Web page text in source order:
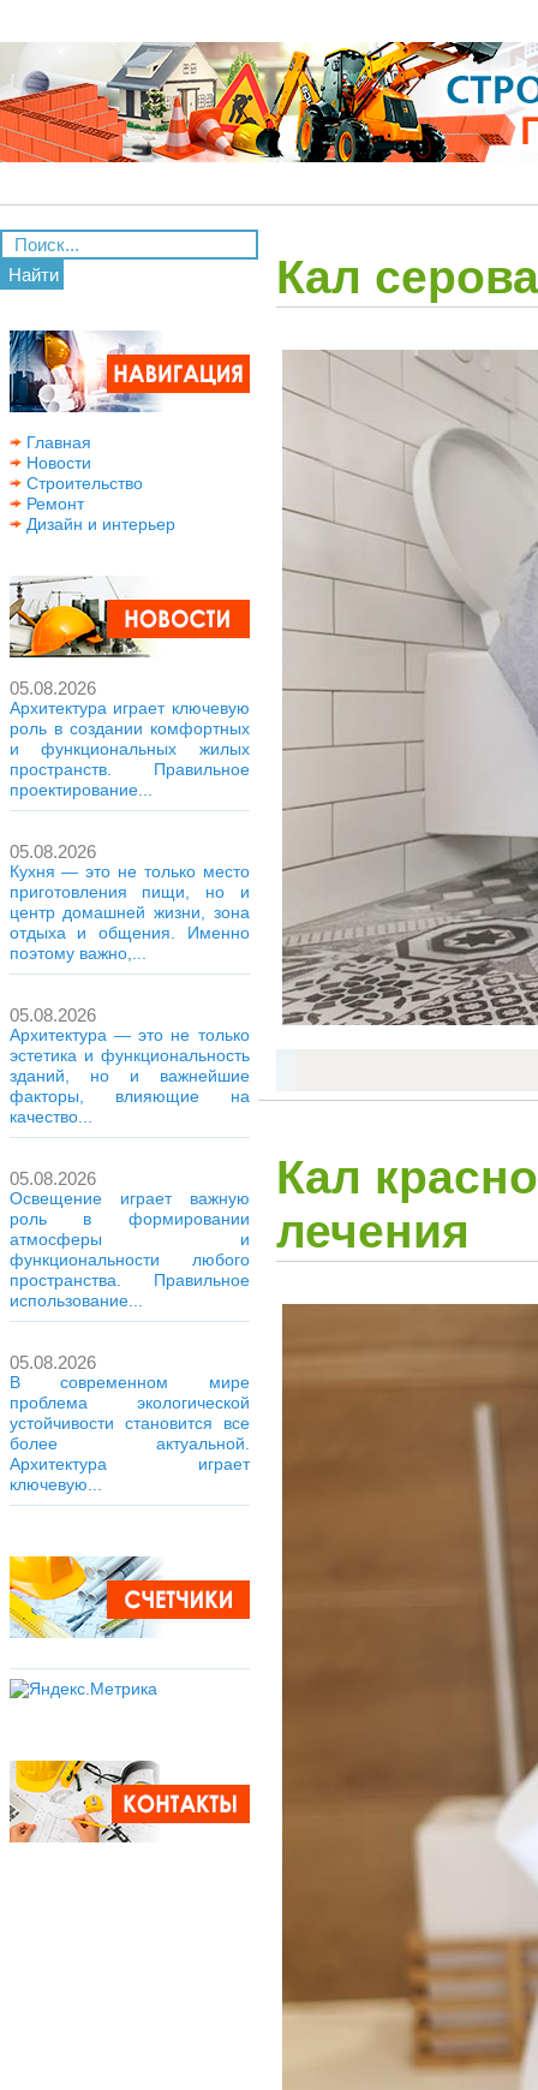
Найти
Главная
Новости
Строительство
Ремонт
Дизайн и интерьер
05.08.2026
Архитектура играет ключевую
роль в создании комфортных
и функциональных жилых
пространств. Правильное
проектирование...
05.08.2026
Кухня — это не только место
приготовления пищи, но и
центр домашней жизни, зона
отдыха и общения. Именно
поэтому важно,...
05.08.2026
Архитектура — это не только
эстетика и функциональность
зданий, но и важнейшие
факторы, влияющие на
качество...
05.08.2026
Освещение играет важную
роль в формировании
атмосферы и
функциональности любого
пространства. Правильное
использование...
05.08.2026
В современном мире
проблема экологической
устойчивости становится все
более актуальной.
Архитектура играет
ключевую...
Кал
Кал
лечения